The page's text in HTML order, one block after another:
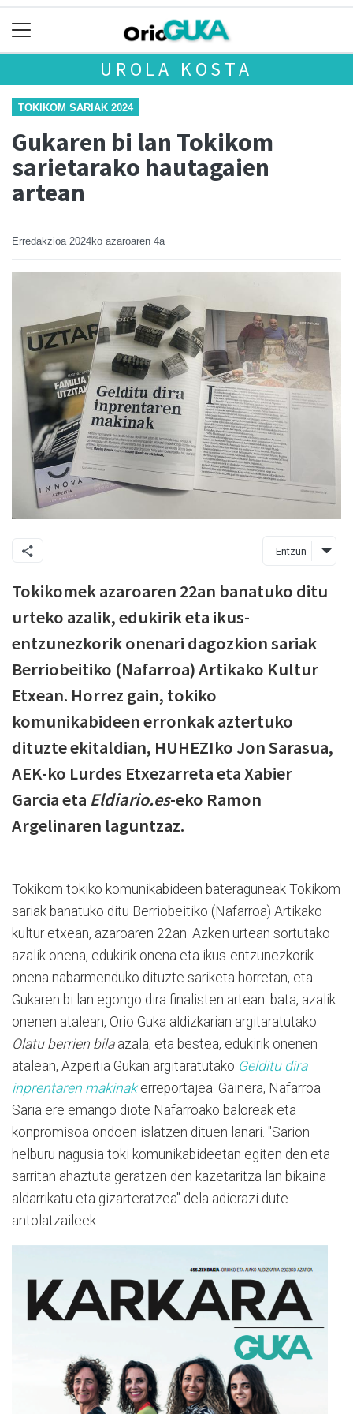
UROLA KOSTA
TOKIKOM SARIAK 2024
Gukaren bi lan Tokikom
sarietarako hautagaien
artean
Erredakzioa 2024ko azaroaren 4a
Entzun
Tokikomek azaroaren 22an banatuko ditu
urteko azalik, edukirik eta ikus-
entzunezkorik onenari dagozkion sariak
Berriobeitiko (Nafarroa) Artikako Kultur
Etxean. Horrez gain, tokiko
komunikabideen erronkak aztertuko
dituzte ekitaldian, HUHEZIko Jon Sarasua,
AEK-ko Lurdes Etxezarreta eta Xabier
Garcia eta Eldiario.es-eko Ramon
Argelinaren laguntzaz.
Tokikom tokiko komunikabideen bateraguneak Tokikom
sariak banatuko ditu Berriobeitiko (Nafarroa) Artikako
kultur etxean, azaroaren 22an. Azken urtean sortutako
azalik onena, edukirik onena eta ikus-entzunezkorik
onena nabarmenduko dituzte sariketa horretan, eta
Gukaren bi lan egongo dira finalisten artean: bata, azalik
onenen atalean, Orio Guka aldizkarian argitaratutako
Olatu berrien bilaazala; eta bestea, edukirik onenen
atalean, Azpeitia Gukan argitaratutako Gelditu dira
inprentaren makinakerreportajea. Gainera, Nafarroa
Saria ere emango diote Nafarroako baloreak eta
konpromisoa ondoen islatzen dituen lanari. "Sarion
helburu nagusia toki komunikabideetan egiten den eta
sarritan ahaztuta geratzen den kazetaritza lan bikaina
aldarrikatu eta gizarteratzea" dela adierazi dute
antolatzaileek.